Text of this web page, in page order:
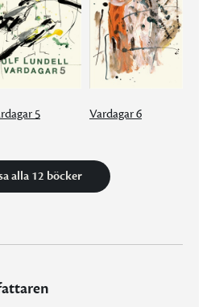
5 Vardagar 6
alla 12 böcker